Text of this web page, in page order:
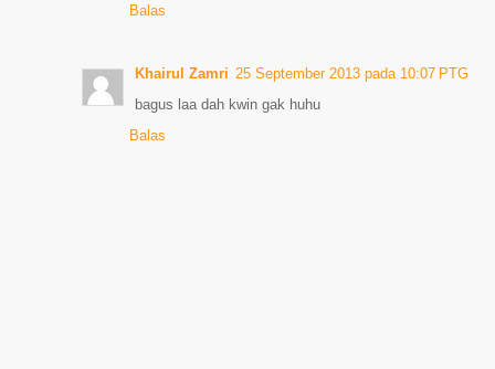
Balas
Khairul Zamri 25 September 2013 pada 10:07 PTG
bagus laa dah kwin gak huhu
Balas